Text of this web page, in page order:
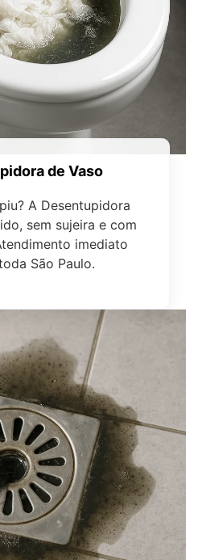
de Vaso
A Desentupidora
sem sujeira e com
imediato
São Paulo.